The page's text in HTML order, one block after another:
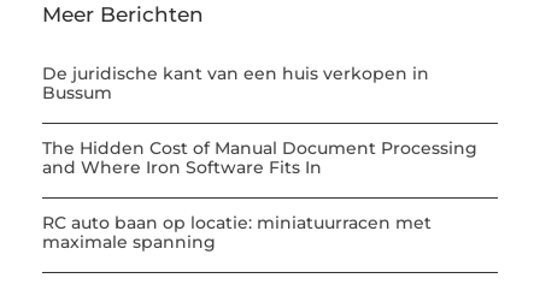
Meer Berichten
De juridische kant van een huis verkopen in
Bussum
The Hidden Cost of Manual Document Processing
and Where Iron Software Fits In
RC auto baan op locatie: miniatuurracen met
maximale spanning